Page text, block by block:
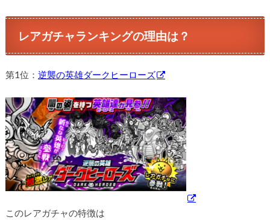
レアガチャランキングの理由は？
第1位： 逆襲の英雄ダークヒーローズ
このレアガチャの特徴は